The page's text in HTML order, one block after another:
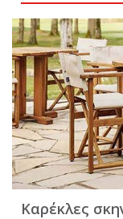
Καρέκλες